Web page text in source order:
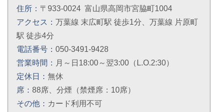
住所： 〒933-0024 富山県高岡市宮脇町1004
アクセス： 万葉線 末広町駅 徒歩1分、万葉線 片原町
駅 徒歩4分
電話番号： 050-3491-9428
営業時間： 月～日18:00～翌3:00（L.O.2:30）
定休日： 無休
席： 88席、分煙（禁煙席：10席）
その他： カード利用不可